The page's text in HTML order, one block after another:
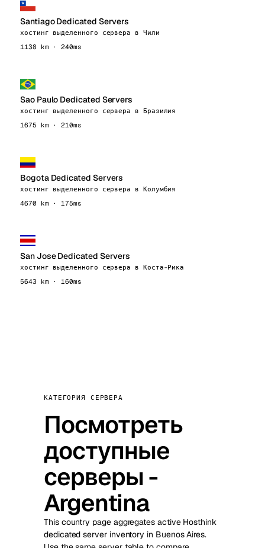
Santiago Dedicated Servers
хостинг выделенного сервера в Чили
1138 km · 240ms
Sao Paulo Dedicated Servers
хостинг выделенного сервера в Бразилия
1675 km · 210ms
Bogota Dedicated Servers
хостинг выделенного сервера в Колумбия
4670 km · 175ms
San Jose Dedicated Servers
хостинг выделенного сервера в Коста-Рика
5643 km · 160ms
КАТЕГОРИЯ СЕРВЕРА
Посмотреть
доступные
серверы -
Argentina
This country page aggregates active Hosthink
dedicated server inventory in Buenos Aires.